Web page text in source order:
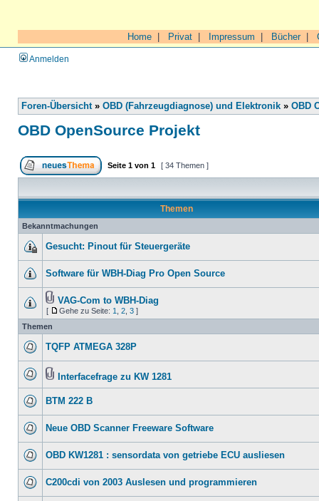
Home Privat Impressum Bücher|
Anmelden
Foren-Übersicht» OBD (Fahrzeugdiagnose) und Elektronik » OBD
OBD OpenSource Projekt
Seite 1 von 1 [ 34 Themen ]
Themen
Bekanntmachungen
Gesucht: Pinout für Steuergeräte
Software für WBH-Diag Pro Open Source
VAG-Com to WBH-Diag
[ Gehe zu Seite: 1 2 3 ]
Themen
TQFP ATMEGA 328P
Interfacefrage zu KW 1281
BTM 222 B
Neue OBD Scanner Freeware Software
OBD KW1281 : sensordata von getriebe ECU ausliesen
C200cdi von 2003 Auslesen und programmieren